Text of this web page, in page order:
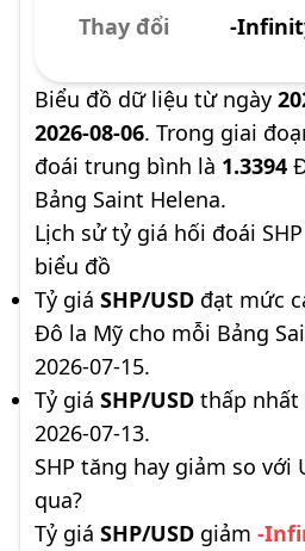
Thay đổi -
Biểu đồ dữ liệu từ ngày
2026-08-06. Trong giai
đoái trung bình là 1.3394
Bảng Saint Helena.
Lịch sử tỷ giá hối đoái
biểu đồ
Tỷ giá SHP/USD đạt mức
Đô la Mỹ cho mỗi Bảng
2026-07-15.
Tỷ giá SHP/USD thấp nhất
2026-07-13.
SHP tăng hay giảm so với
qua?
Tỷ giá SHP/USD giảm -